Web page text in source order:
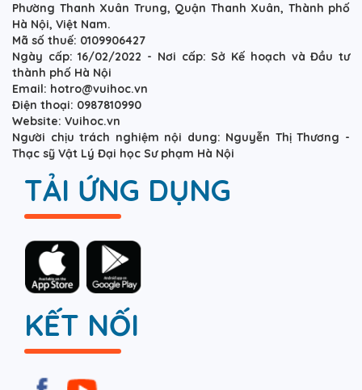
Phường Thanh Xuân Trung, Quận Thanh Xuân, Thành phố
Hà Nội, Việt Nam.
Mã số thuế: 0109906427
Ngày cấp: 16/02/2022 - Nơi cấp: Sở Kế hoạch và Đầu tư
thành phố Hà Nội
Email: hotro@vuihoc.vn
Điện thoại: 0987810990
Website: Vuihoc.vn
Người chịu trách nghiệm nội dung: Nguyễn Thị Thương -
Thạc sỹ Vật Lý Đại học Sư phạm Hà Nội
TẢI ỨNG DỤNG
KẾT NỐI